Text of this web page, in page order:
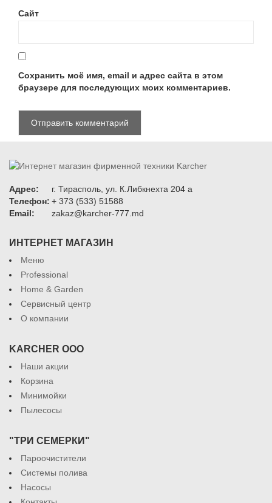
Сайт
Сохранить моё имя, email и адрес сайта в этом
браузере для последующих моих комментариев.
Адрес:
г. Тирасполь, ул. К.Либкнехта 204 а
Телефон: + 373 (533) 51588
Email:
zakaz@karcher-777.md
ИНТЕРНЕТ МАГАЗИН
Меню
Professional
Home & Garden
Сервисный центр
О компании
KARCHER ООО
Наши акции
Корзина
Минимойки
Пылесосы
"ТРИ СЕМЕРКИ"
Пароочистители
Системы полива
Насосы